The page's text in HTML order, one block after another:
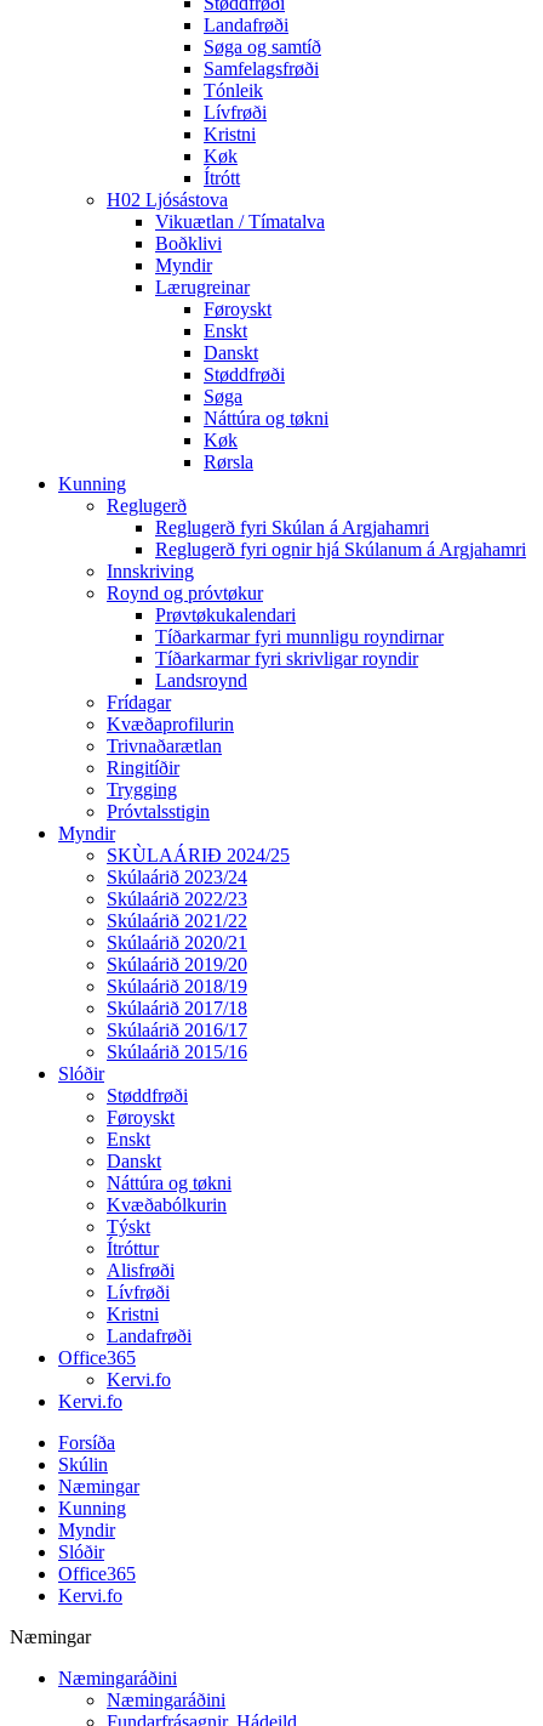
Landafrøði
Søga og samtíð
Samfelagsfrøði
Tónleik
Lívfrøði
Kristni
Køk
Ítrótt
H02 Ljósástova
Vikuætlan / Tímatalva
Boðklivi
Myndir
Lærugreinar
Føroyskt
Enskt
Danskt
Støddfrøði
Søga
Náttúra og tøkni
Køk
Rørsla
Kunning
Reglugerð
Reglugerð fyri Skúlan á Argjahamri
Reglugerð fyri ognir hjá Skúlanum á Argjahamri
Innskriving
Roynd og próvtøkur
Prøvtøkukalendari
Tíðarkarmar fyri munnligu royndirnar
Tíðarkarmar fyri skrivligar royndir
Landsroynd
Frídagar
Kvæðaprofilurin
Trivnaðarætlan
Ringitíðir
Trygging
Próvtalsstigin
Myndir
SKÙLAÁRIÐ 2024/25
Skúlaárið 2023/24
Skúlaárið 2022/23
Skúlaárið 2021/22
Skúlaárið 2020/21
Skúlaárið 2019/20
Skúlaárið 2018/19
Skúlaárið 2017/18
Skúlaárið 2016/17
Skúlaárið 2015/16
Slóðir
Støddfrøði
Føroyskt
Enskt
Danskt
Náttúra og tøkni
Kvæðabólkurin
Týskt
Ítróttur
Alisfrøði
Lívfrøði
Kristni
Landafrøði
Office365
Kervi.fo
Kervi.fo
Forsíða
Skúlin
Næmingar
Kunning
Myndir
Slóðir
Office365
Kervi.fo
Næmingar
Næmingaráðini
Næmingaráðini
Fundarfrásagnir, Hádeild